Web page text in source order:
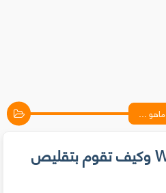
ماهو ملف الــ WinSxS وكيف تقوم بتقليص حجمه
ماهو ملف الــ WinSxS وكيف تقوم بتقليص